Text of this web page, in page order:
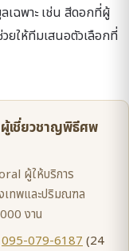
เฉพาะ เช่น สีดอกที่ผู้
ยให้ทีมเสนอตัวเลือกที่
เชี่ยวชาญพิธีศพ
ผู้ให้บริการ
เทพและปริมณฑล
งาน
095-079-6187(24